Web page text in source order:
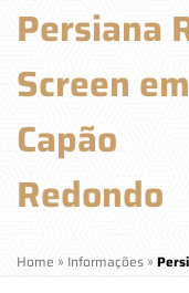
Persiana
Screen em
Capão
Redondo
Home » Informações »